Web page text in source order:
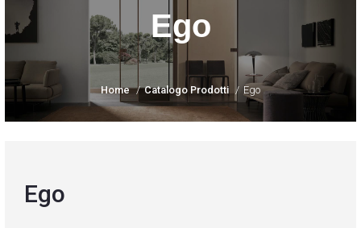
Porte
Oscuranti
Outdoor
Ego
Home Catalogo Prodotti Ego
Ego